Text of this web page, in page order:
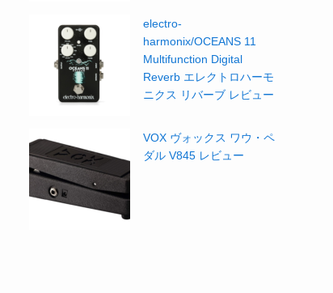
electro-
harmonix/OCEANS 11
Multifunction Digital
Reverb エレクトロハーモ
ニクス リバーブ レビュー
VOX ヴォックス ワウ・ペ
ダル V845 レビュー